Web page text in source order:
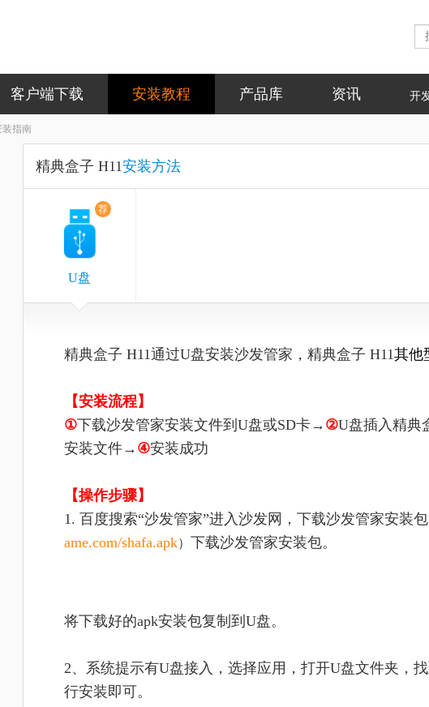
客户端下载 安装教程 产品库 资讯 开
装指南
精典盒子 H11安装方法
荐
U盘
精典盒子 H11通过U盘安装沙发管家，精典盒子 H11其他
【安装流程】
①下载沙发管家安装文件到U盘或SD卡→ ②U盘插入精典
安装文件→ ④安装成功
【操作步骤】
1. 百度搜索“沙发管家”进入沙发网，下载沙发管家安装
ame.com/shafa.apk） 下载沙发管家安装包。
将下载好的apk安装包复制到U盘。
2、系统提示有U盘接入，选择应用，打开U盘文件夹，
行安装即可。